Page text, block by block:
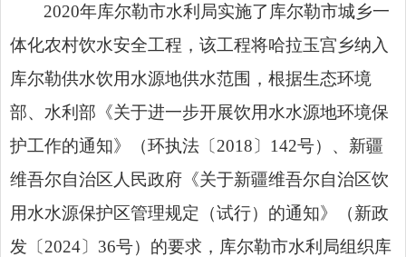
2020年库尔勒市水利局实施了库尔勒市城乡一
体化农村饮水安全工程，该工程将哈拉玉宫乡纳入
库尔勒供水饮用水源地供水范围，根据生态环境
部、水利部《关于进一步开展饮用水水源地环境保
护工作的通知》（环执法〔2018〕142号）、新疆
维吾尔自治区人民政府《关于新疆维吾尔自治区饮
用水水源保护区管理规定（试行）的通知》（新政
发〔2024〕36号）的要求，库尔勒市水利局组织库